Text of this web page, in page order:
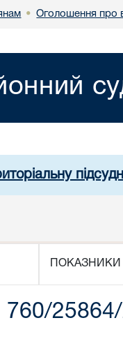
• Оголошення про
ПОКАЗНИКИ
25864/